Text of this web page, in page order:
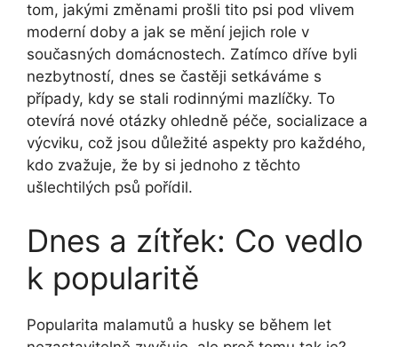
tom, jakými změnami prošli tito psi pod vlivem
moderní doby a jak se mění jejich role v
současných domácnostech. Zatímco dříve byli
nezbytností, dnes se častěji setkáváme s
případy, kdy se stali rodinnými mazlíčky. To
otevírá nové otázky ohledně péče, socializace a
výcviku, což jsou důležité aspekty pro každého,
kdo zvažuje, že by si jednoho z těchto
ušlechtilých psů pořídil.
Dnes a zítřek: Co vedlo
k popularitě
Popularita malamutů a husky se během let